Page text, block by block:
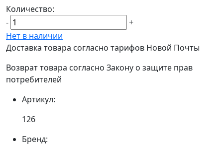
Количество:
-
+
Нет в наличии
Доставка товара согласно тарифов Новой Почты
Возврат товара согласно Закону о защите прав
потребителей
Артикул:
126
Бренд: